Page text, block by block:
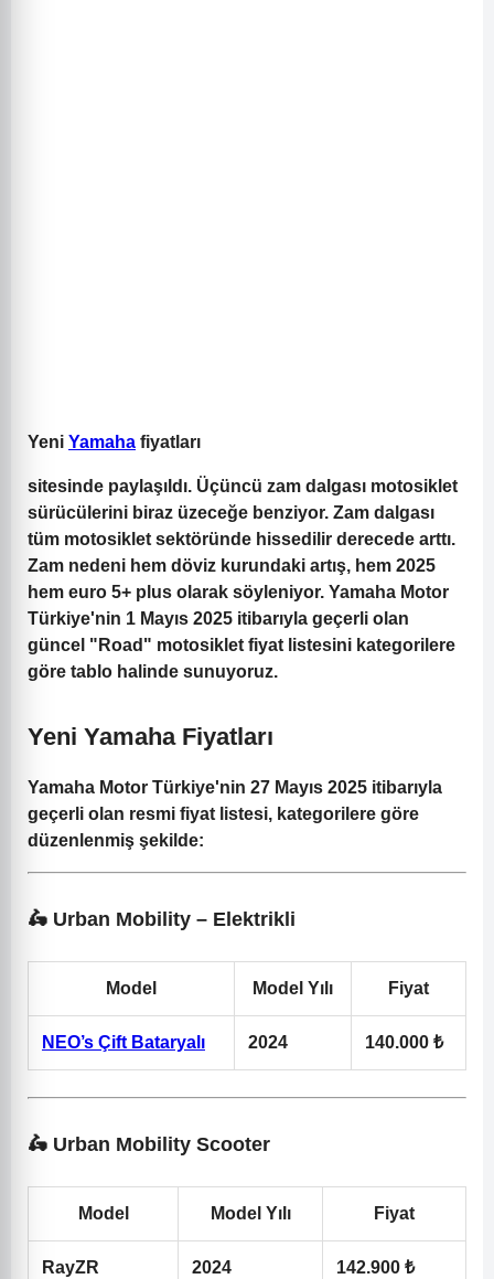
Yeni Yamaha fiyatları
sitesinde paylaşıldı. Üçüncü zam dalgası motosiklet
sürücülerini biraz üzeceğe benziyor. Zam dalgası
tüm motosiklet sektöründe hissedilir derecede arttı.
Zam nedeni hem döviz kurundaki artış, hem 2025
hem euro 5+ plus olarak söyleniyor. Yamaha Motor
Türkiye'nin 1 Mayıs 2025 itibarıyla geçerli olan
güncel "Road" motosiklet fiyat listesini kategorilere
göre tablo halinde sunuyoruz.
Yeni Yamaha Fiyatları
Yamaha Motor Türkiye'nin 27 Mayıs 2025 itibarıyla
geçerli olan resmi fiyat listesi, kategorilere göre
düzenlenmiş şekilde:
🛵 Urban Mobility – Elektrikli
Model Model Yılı Fiyat
NEO’s Çift Bataryalı 2024 140.000 ₺
🛵 Urban Mobility Scooter
Model Model Yılı Fiyat
RayZR 2024 142.900 ₺